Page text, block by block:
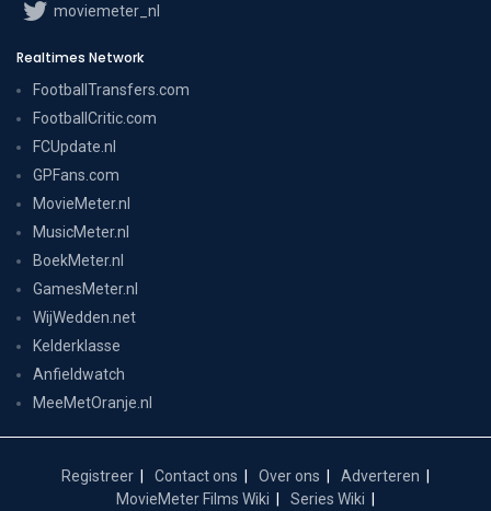
moviemeter_nl
Realtimes Network
FootballTransfers.com
FootballCritic.com
FCUpdate.nl
GPFans.com
MovieMeter.nl
MusicMeter.nl
BoekMeter.nl
GamesMeter.nl
WijWedden.net
Kelderklasse
Anfieldwatch
MeeMetOranje.nl
Registreer Contact ons Over ons
Adverteren
MovieMeter Films Wiki
Series Wiki